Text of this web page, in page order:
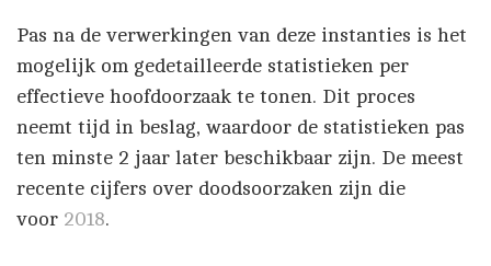
Pas na de verwerkingen van deze instanties is het
mogelijk om gedetailleerde statistieken per
effectieve hoofdoorzaak te tonen. Dit proces
neemt tijd in beslag, waardoor de statistieken pas
ten minste 2 jaar later beschikbaar zijn. De meest
recente cijfers over doodsoorzaken zijn die
voor 2018.